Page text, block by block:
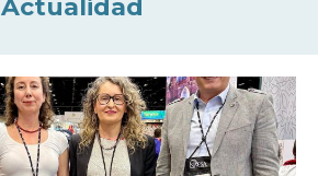
Actualidad